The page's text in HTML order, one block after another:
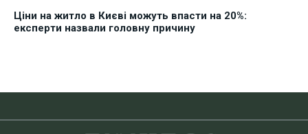
Ціни на житло в Києві можуть впасти на 20%:
експерти назвали головну причину